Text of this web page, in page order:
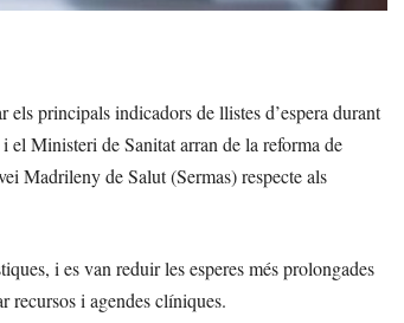
principals indicadors de llistes d’espera durant
el Ministeri de Sanitat arran de la reforma de
Madrileny de Salut (Sermas) respecte als
i es van reduir les esperes més prolongades
recursos i agendes clíniques.